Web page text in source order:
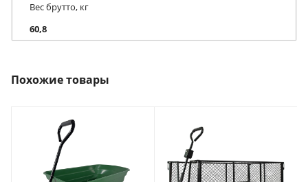
Вес брутто, кг
60,8
Похожие товары